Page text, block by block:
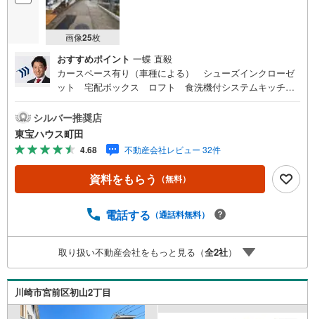
画像25枚
おすすめポイント 一蝶 直毅
カースペース有り（車種による） シューズインクローゼ
ット 宅配ボックス ロフト 食洗機付システムキッチ
シュレット ペアガラス パントリー 床下収納東宝ハウ
ス町田はまず、お客様一人一人を知り、理解することから
始めます。お客様のお話をきちんとお聞きし、しっかり話
し合う「心」のコミュニケーションが大切になります。だ
からこそ、それぞれのお客様にベストな「住まい」をご提
案をすることができるのです。インターネット予約で当日
（2）本日～4日以内をご希望の方は「ご要望・ご質問欄」
5年度中間期の売買仲介実績において、全国第9位の売買仲
介実績です】※住宅新報よりたくさんのお客様からのお言葉
に感謝してこれからも楽しく素敵なお家探しをお約束しま
す。お家探しを始めてみようと思われたらまずは、お気軽
に東宝ハウス町田に相談してみませんか？スタッフ一同お
客様のお問合せをお待ちしております。
シルバー推奨店
東宝ハウス町田
4.68 不動産会社レビュー 32件
資料をもらう （無料）
電話する （通話料無料）
取り扱い不動産会社をもっと見る（全2社）
川崎市宮前区初山2丁目